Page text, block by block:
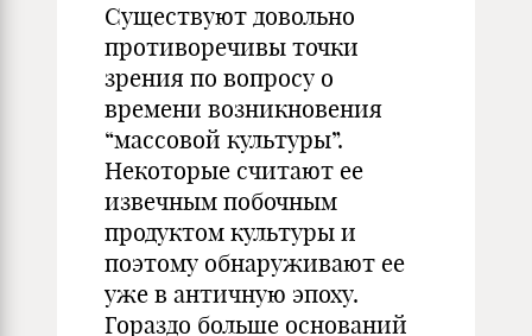
Существуют довольно
противоречивы точки
зрения по вопросу о
времени возникновения
“массовой культуры”.
Некоторые считают ее
извечным побочным
продуктом культуры и
поэтому обнаруживают ее
уже в античную эпоху.
Гораздо больше оснований